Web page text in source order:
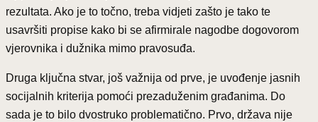
rezultata. Ako je to točno, treba vidjeti zašto je tako te
usavršiti propise kako bi se afirmirale nagodbe dogovorom
vjerovnika i dužnika mimo pravosuđa.
Druga ključna stvar, još važnija od prve, je uvođenje jasnih
socijalnih kriterija pomoći prezaduženim građanima. Do
sada je to bilo dvostruko problematično. Prvo, država nije